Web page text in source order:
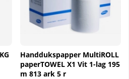
Handdukspapper MultiROLL
paperTOWEL X1 Vit 1-lag 195
m 813 ark 5 r